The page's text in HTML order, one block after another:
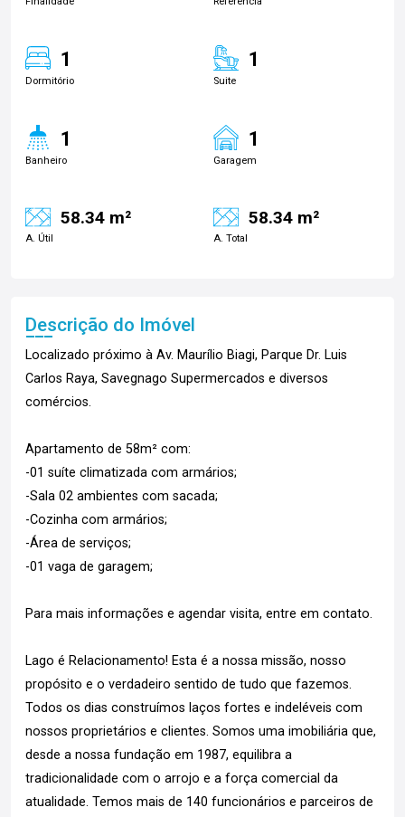
1
Dormitório
1
Suite
1
Banheiro
1
Garagem
58.34 m²
A. Útil
58.34 m²
A. Total
Descrição do Imóvel
Localizado próximo à Av. Maurílio Biagi, Parque Dr. Luis
Carlos Raya, Savegnago Supermercados e diversos
comércios.
Apartamento de 58m² com:
-01 suíte climatizada com armários;
-Sala 02 ambientes com sacada;
-Cozinha com armários;
-Área de serviços;
-01 vaga de garagem;
Para mais informações e agendar visita, entre em contato.
Lago é Relacionamento! Esta é a nossa missão, nosso
propósito e o verdadeiro sentido de tudo que fazemos.
Todos os dias construímos laços fortes e indeléveis com
nossos proprietários e clientes. Somos uma imobiliária que,
desde a nossa fundação em 1987, equilibra a
tradicionalidade com o arrojo e a força comercial da
atualidade. Temos mais de 140 funcionários e parceiros de